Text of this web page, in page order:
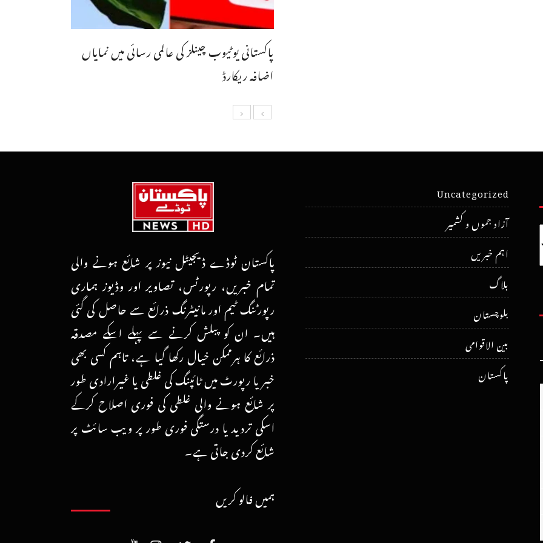
پاکستانی یوٹیوب چینلز کی عالمی رسائی میں نمایاں
اضافہ ریکارڈ
پاکستان ٹوڈے ڈیجیٹل نیوز پر شائع ہونے والی
تمام خبریں، رپورٹس، تصاویر اور وڈیوز ہماری
رپورٹنگ ٹیم اور مانیٹرنگ ذرائع سے حاصل کی گئی
ہیں۔ ان کو پبلش کرنے سے پہلے اسکے مصدقہ
ذرائع کا ہرممکن خیال رکھا گیا ہے، تاہم کسی بھی
خبر یا رپورٹ میں ٹائپنگ کی غلطی یا غیرارادی طور
پر شائع ہونے والی غلطی کی فوری اصلاح کرکے
اسکی تردید یا درستگی فوری طور پر ویب سائٹ پر
شائع کردی جاتی ہے۔
ہمیں فالو کریں
Uncategorized
آزاد جموں و کشمیر
اہم خبریں
بلاگ
بلوچستان
بین الاقوامی
پاکستان